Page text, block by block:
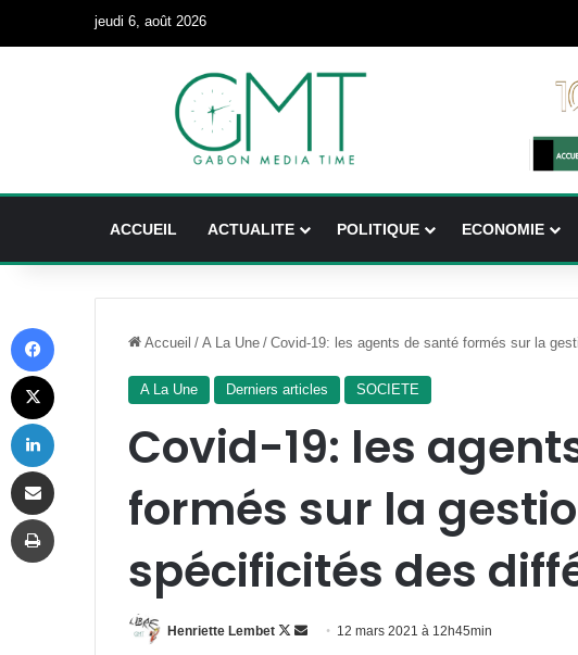
jeudi 6, août 2026
ACCUEIL ACTUALITE POLITIQUE ECONOMIE
Accueil / A La Une / Covid-19: les agents de santé formés sur la
A La Une Derniers articles SOCIETE
Covid-19: les
formés sur la
spécificités des
Henriette Lembet
Follow
Envoyer12 mars 2021 à 12h45min